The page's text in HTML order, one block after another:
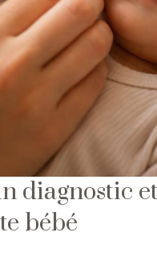
diagnostic
bébé